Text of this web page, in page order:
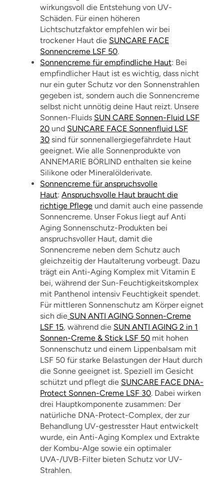
wirkungsvoll die Entstehung von UV-
Schäden. Für einen höheren
Lichtschutzfaktor empfehlen wir bei
trockener Haut die SUNCARE FACE
Sonnencreme LSF 50.
Sonnencreme für empfindliche Haut: Bei
empfindlicher Haut ist es wichtig, dass nicht
nur ein guter Schutz vor den Sonnenstrahlen
gegeben ist, sondern auch die Sonnencreme
selbst nicht unnötig deine Haut reizt. Unsere
Sonnen-Fluids SUN CARE Sonnen-Fluid LSF
20 und SUNCARE FACE Sonnenfluid LSF
30 sind für sonnenallergiegefährdete Haut
geeignet. Wie alle Sonnenprodukte von
ANNEMARIE BÖRLIND enthalten sie keine
Silikone oder Mineralölderivate.
Sonnencreme für anspruchsvolle
Haut: Anspruchsvolle Haut braucht die
richtige Pflege und damit auch eine passende
Sonnencreme. Unser Fokus liegt auf Anti
Aging Sonnenschutz-Produkten bei
anspruchsvoller Haut, damit die
Sonnencreme neben dem Schutz auch
gleichzeitig der Hautalterung vorbeugt. Dazu
trägt ein Anti-Aging Komplex mit Vitamin E
bei, während der Sun-Feuchtigkeitskomplex
mit Panthenol intensiv Feuchtigkeit spendet.
Für mittleren Sonnenschutz am Körper eignet
sich die SUN ANTI AGING Sonnen-Creme
LSF 15, während die SUN ANTI AGING 2 in 1
Sonnen-Creme & Stick LSF 50 mit hohen
Sonnenschutz und einem Lippenbalsam mit
LSF 50 für starke Belastungen der Haut durch
die Sonne geeignet ist. Speziell im Gesicht
schützt und pflegt die SUNCARE FACE DNA-
Protect Sonnen-Creme LSF 30. Dabei wirken
drei Hauptkomponente zusammen: Der
natürliche DNA-Protect-Complex, der zur
Behandlung UV-gestresster Haut entwickelt
wurde, ein Anti-Aging Komplex und Extrakte
der Kombu-Alge sowie ein optimaler
UVA-/UVB-Filter bieten Schutz vor UV-
Strahlen.